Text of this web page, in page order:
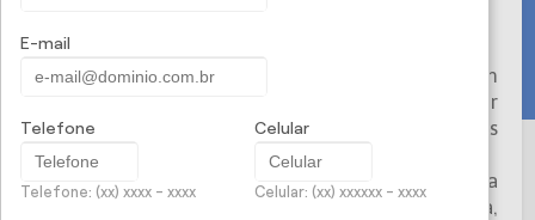
Health for Pet
AHealth for Pettrabalha para oferecer um
atendimento completo, contando com a melhor
rede de profissionais especializados em cuidados
veterinários.
Nossa missão é proporcionar a cães e gatos uma
vida mais saudável e feliz, aliando tecnologia,
E-mail
Telefone
Telefone: (xx) xxxx - xxxx
Celular
Celular: (xx) xxxxxx - xxxx